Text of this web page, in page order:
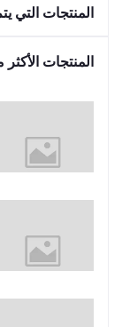
المنتجات التي
المنتجات الأكثر